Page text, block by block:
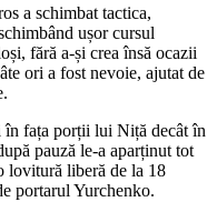
a schimbat tactica,
ușor cursul
fără a-și crea însă ocazii
ori a fost nevoie, ajutat de
în fața porții lui Niță decât în
pauză le-a aparținut tot
lovitură liberă de la 18
portarul Yurchenko.